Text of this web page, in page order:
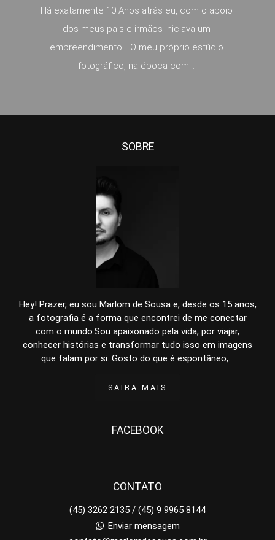
Há exatamente 10 Anos atrás eu, com o apoio
dos meus pais e irmãos iniciava um
empreendimento... O meu próprio estúdio
fotográfico, na época com...
SOBRE
Hey! Prazer, eu sou Marlom de Sousa e, desde os 15 anos,
a fotografia é a forma que encontrei de me conectar
com o mundo.Sou apaixonado pela vida, por viajar,
conhecer histórias e transformar tudo isso em imagens
que falam por si. Gosto do que é espontâneo,...
SAIBA MAIS
FACEBOOK
CONTATO
(45) 3262 2135 / (45) 9 9965 8144
Enviar mensagem